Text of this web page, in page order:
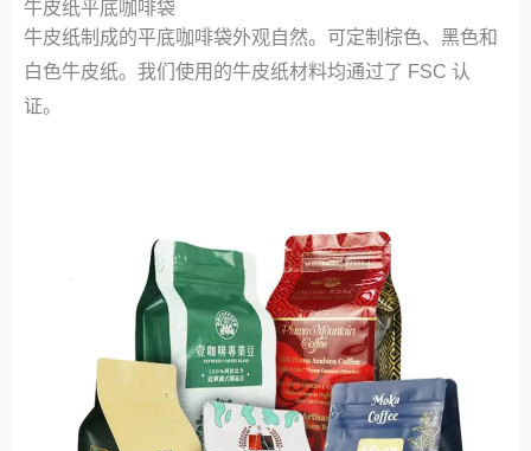
牛皮纸平底咖啡袋
牛皮纸制成的平底咖啡袋外观自然。可定制棕色、黑色和
白色牛皮纸。我们使用的牛皮纸材料均通过了 FSC 认
证。